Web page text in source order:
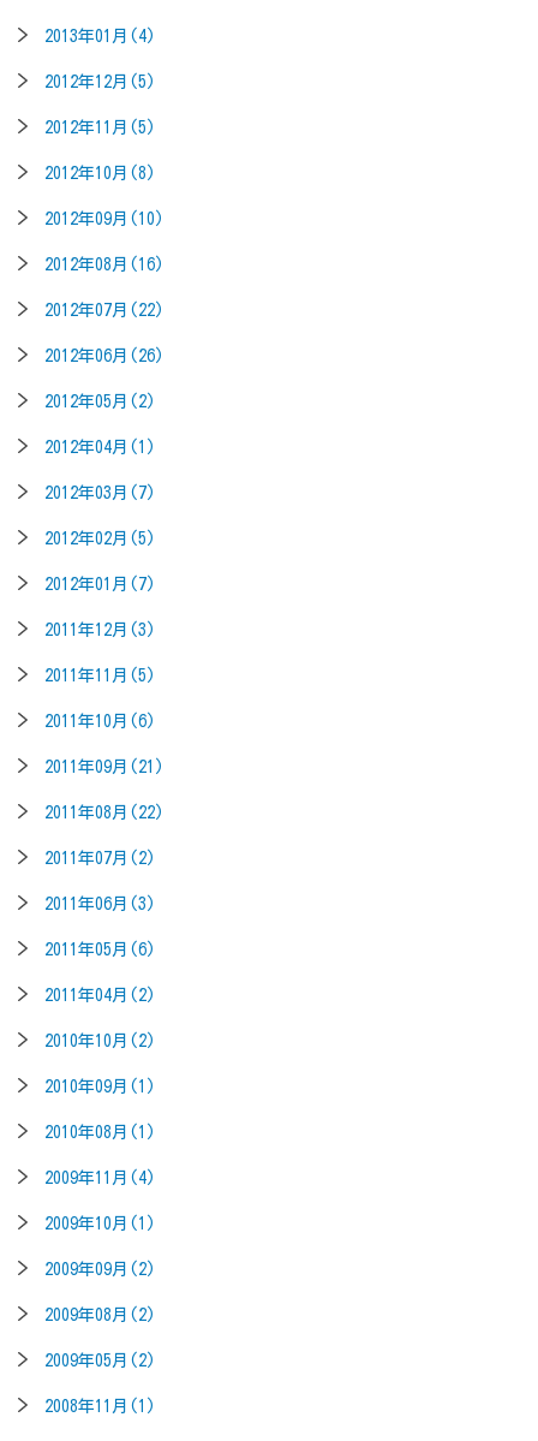
2013年01月(4)
2012年12月(5)
2012年11月(5)
2012年10月(8)
2012年09月(10)
2012年08月(16)
2012年07月(22)
2012年06月(26)
2012年05月(2)
2012年04月(1)
2012年03月(7)
2012年02月(5)
2012年01月(7)
2011年12月(3)
2011年11月(5)
2011年10月(6)
2011年09月(21)
2011年08月(22)
2011年07月(2)
2011年06月(3)
2011年05月(6)
2011年04月(2)
2010年10月(2)
2010年09月(1)
2010年08月(1)
2009年11月(4)
2009年10月(1)
2009年09月(2)
2009年08月(2)
2009年05月(2)
2008年11月(1)